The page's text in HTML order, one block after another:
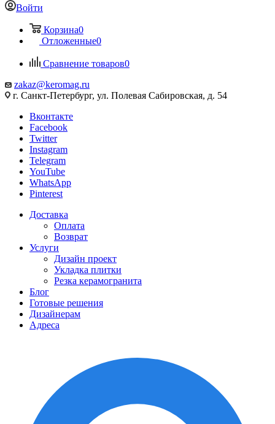
Войти
Корзина0
Отложенные0
Сравнение товаров0
zakaz@keromag.ru
г. Санкт-Петербург, ул. Полевая Сабировская, д. 54
Вконтакте
Facebook
Twitter
Instagram
Telegram
YouTube
WhatsApp
Pinterest
Доставка
Оплата
Возврат
Услуги
Дизайн проект
Укладка плитки
Резка керамогранита
Блог
Готовые решения
Дизайнерам
Адреса